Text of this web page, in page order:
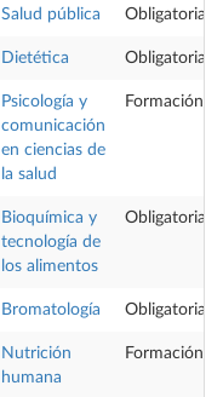
Salud pública Obligatoria
Dietética Obligatoria
Psicología y
comunicación
en ciencias de
la salud
Formación
Bioquímica y
tecnología de
los alimentos
Obligatoria
Bromatología Obligatoria
Nutrición
humana
Formación